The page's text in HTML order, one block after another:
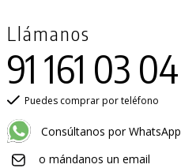
Llámanos
91 161 03 04
Puedes comprar por teléfono
Consúltanos por WhatsApp
o mándanos un email